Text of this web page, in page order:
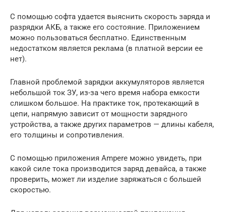
С помощью софта удается выяснить скорость заряда и
разрядки АКБ, а также его состояние. Приложением
можно пользоваться бесплатно. Единственным
недостатком является реклама (в платной версии ее
нет).
Главной проблемой зарядки аккумуляторов является
небольшой ток ЗУ, из-за чего время набора емкости
слишком большое. На практике ток, протекающий в
цепи, напрямую зависит от мощности зарядного
устройства, а также других параметров — длины кабеля,
его толщины и сопротивления.
С помощью приложения Ampere можно увидеть, при
какой силе тока производится заряд девайса, а также
проверить, может ли изделие заряжаться с большей
скоростью.